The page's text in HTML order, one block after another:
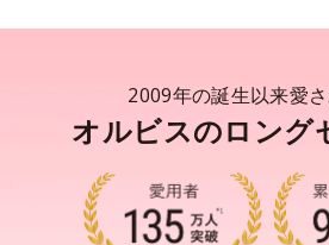
2009年の誕生以来愛
オルビスのロング